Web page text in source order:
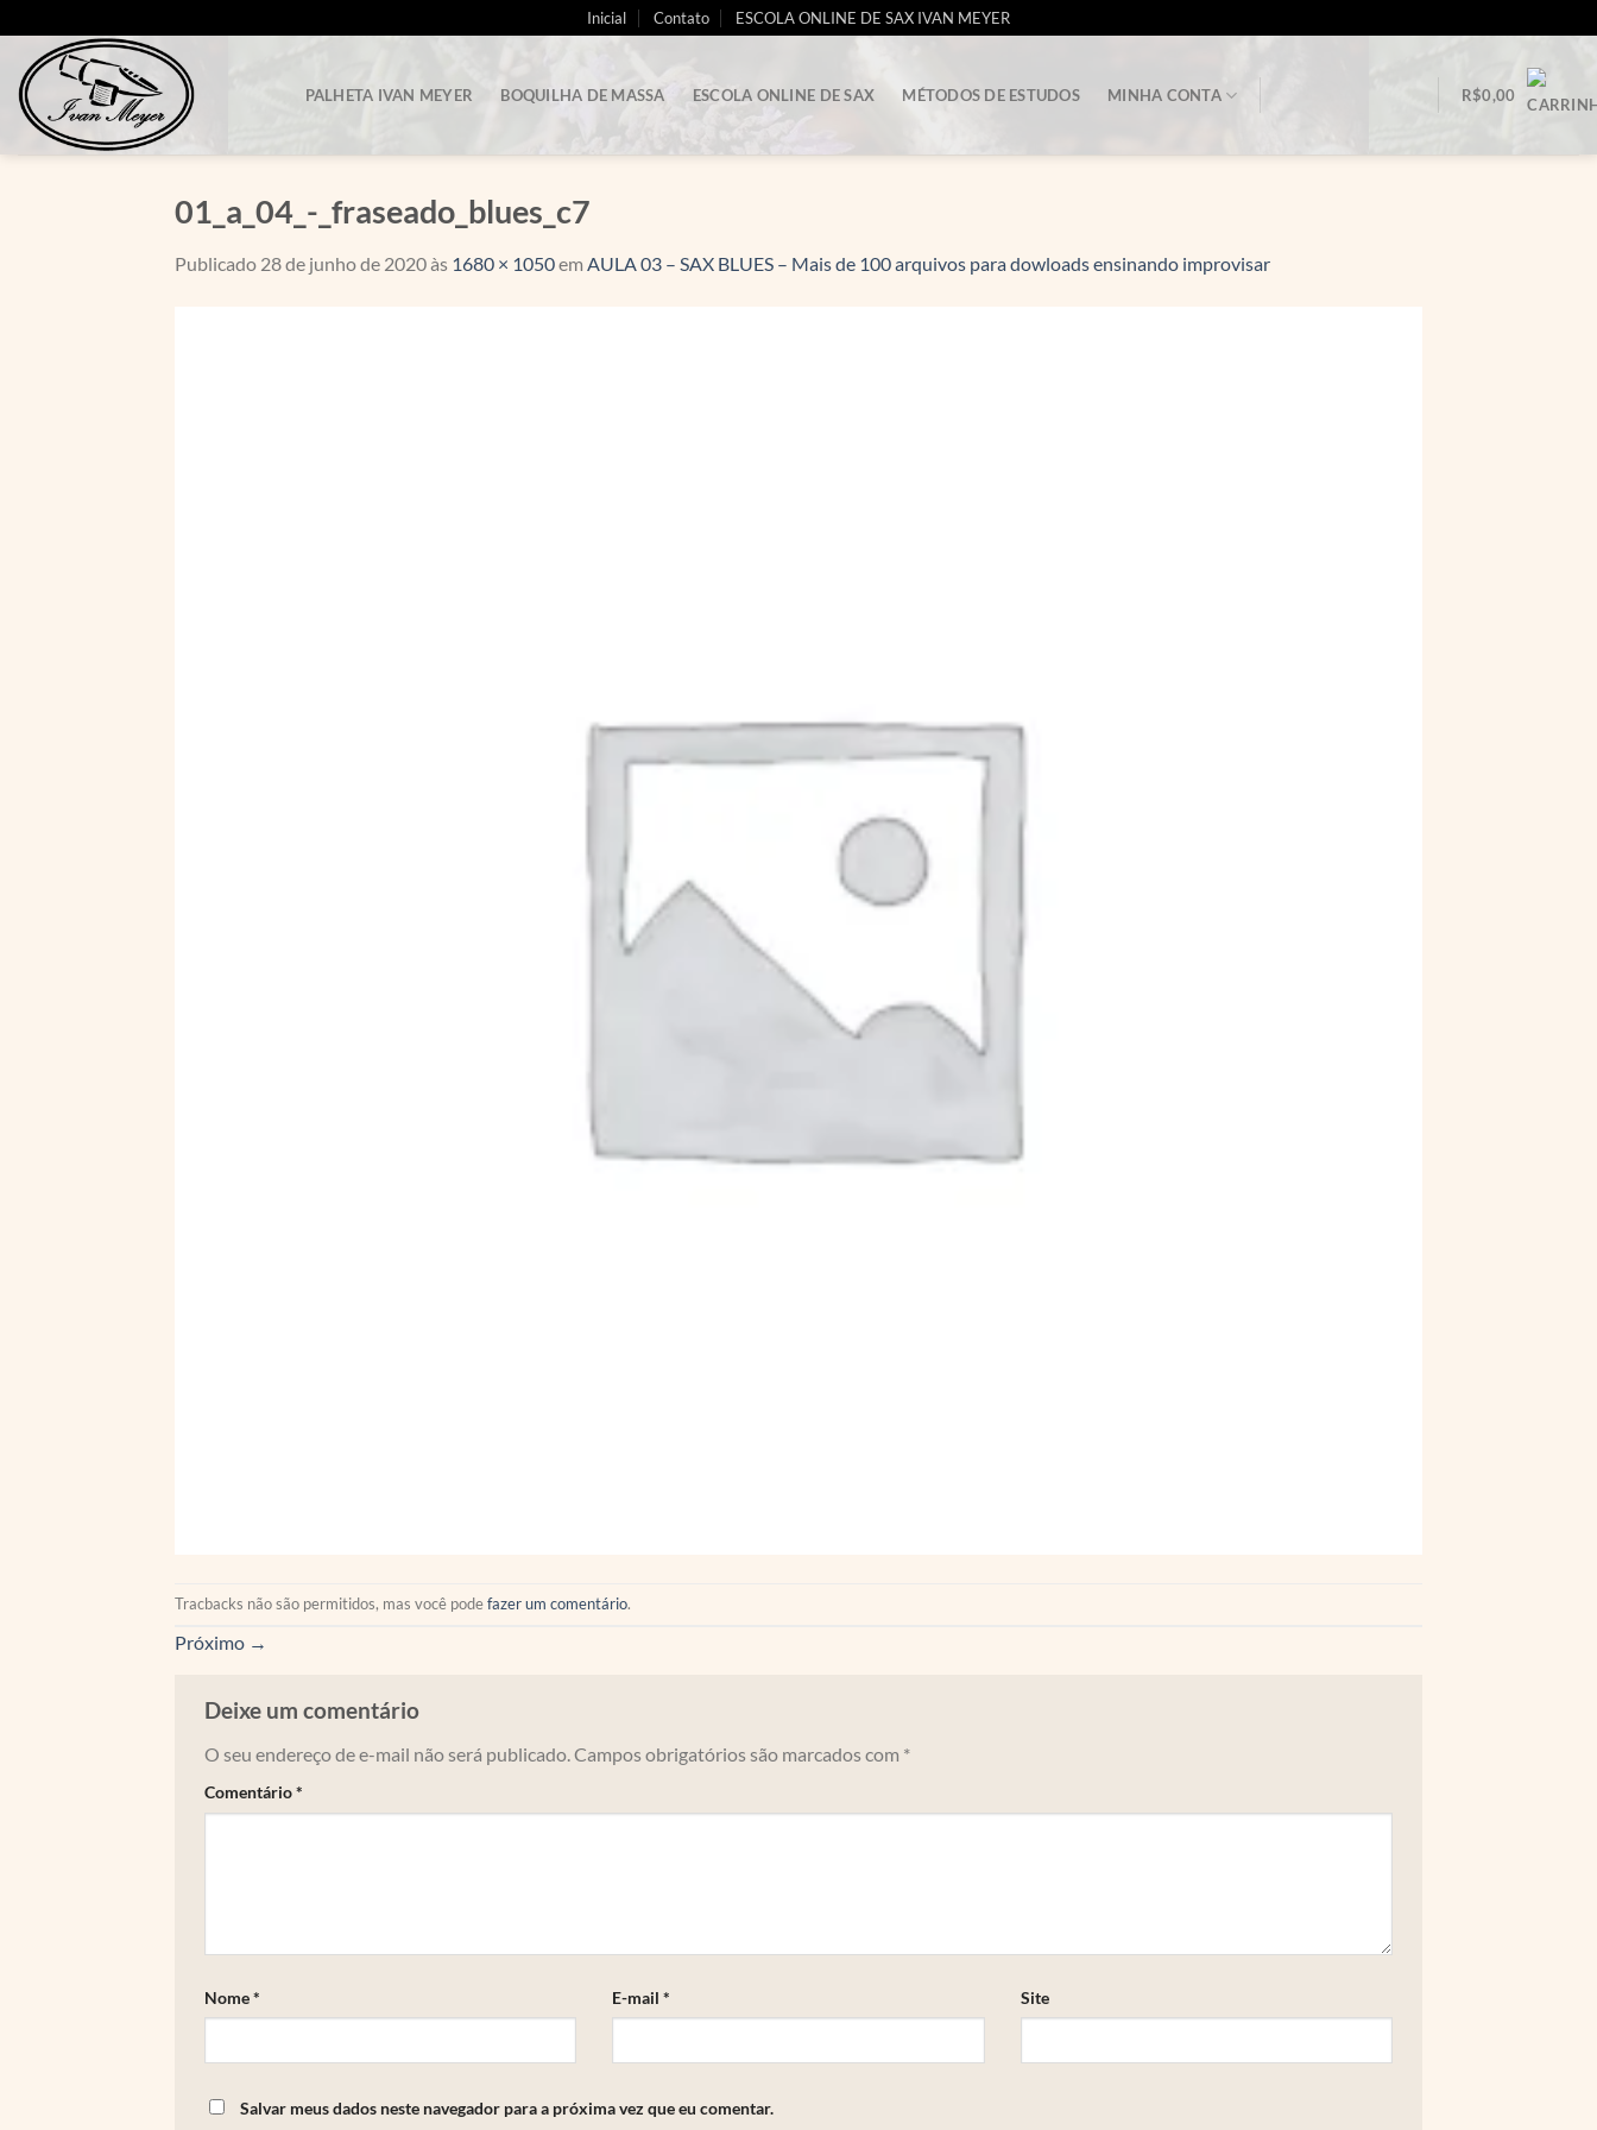
to
content
Inicial Contato ESCOLA ONLINE DE SAX IVAN MEYER
PALHETA IVAN MEYER BOQUILHA DE MASSA ESCOLA ONLINE DE SAX MÉTODOS DE ESTUDOS MINHA CONTA R$0,00
01_a_04_-_fraseado_blues_c7
Publicado 28 de junho de 2020às 1680 × 1050em AULA 03 – SAX BLUES – Mais de 100 arquivos para dowloads ensinando improvisar
Tracbacks não são permitidos, mas você podefazer um comentário.
Próximo →
Deixe um comentário
O seu endereço de e-mail não será publicado.Campos obrigatórios são marcados com *
Comentário*
Nome* E-mail* Site
Salvar meus dados neste navegador para a próxima vez que eu comentar.